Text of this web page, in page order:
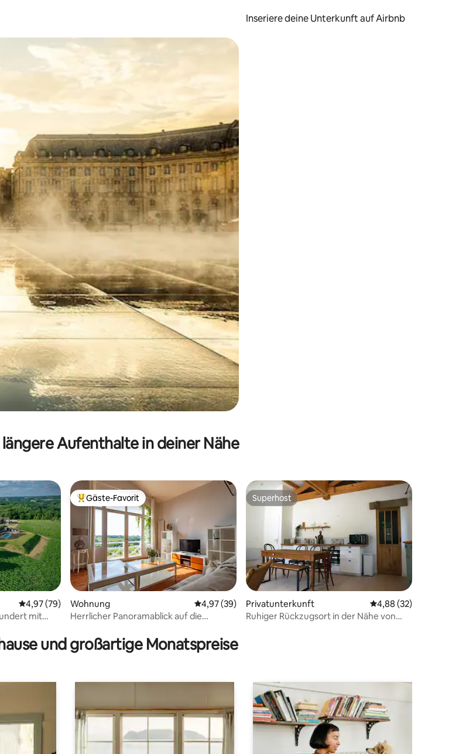
Inseriere deine Unterkunft auf Airbnb
und unten oder erkunde die Ergebnisse durch Berühren oder Wischgesten.
Aufenthalte in deiner Nähe
169 Bewertungen
Durchschnittliche Bewertung: 4,97 von 5, 79 Bewertungen
4,97 (79)
mit
Beliebter Gäste-Favorit.
Gäste-Favorit
Wohnung Durchschnittliche Bewertung: 4,97 von 5, 39 Bewertungen
4,97 (39)
Herrlicher Panoramablick auf die
Superhost
Superhost
Privatunterkunft Durchschnittliche
4,88 (32)
Ruhiger Rückzugsort in der Nähe von
und großartige Monatspreise